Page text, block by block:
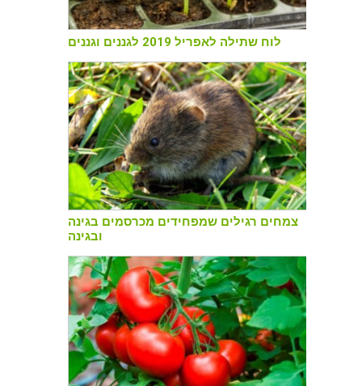
לוח שתילה לאפריל 2019 לגננים וגננים
צמחים רגילים שמפחידים מכרסמים בגינה
ובגינה